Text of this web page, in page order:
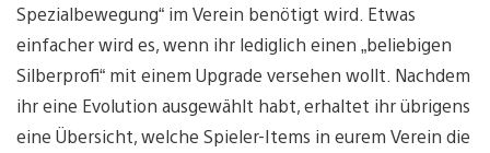
Spezialbewegung“ im Verein benötigt wird. Etwas
einfacher wird es, wenn ihr lediglich einen „beliebigen
Silberprofi“ mit einem Upgrade versehen wollt. Nachdem
ihr eine Evolution ausgewählt habt, erhaltet ihr übrigens
eine Übersicht, welche Spieler-Items in eurem Verein die